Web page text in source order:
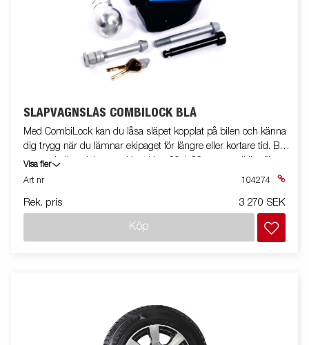
SLÄPVAGNSLÅS COMBILOCK BLÅ
Med CombiLock kan du låsa släpet kopplat på bilen och känna
dig trygg när du lämnar ekipaget för längre eller kortare tid. Blå
passar kulhandskar med bredden 60,1-66 mm, godkänt för
kulkoppling ALBE Gjuten ALBE B50-X (ej 7.7), ALBE EM 150
X S150, WINTERHOFF WW 13 / 14, WINTERHOFF WW 200
Visa fler
Art nr
104274
Rek. pris 3 270 SEK
Köp